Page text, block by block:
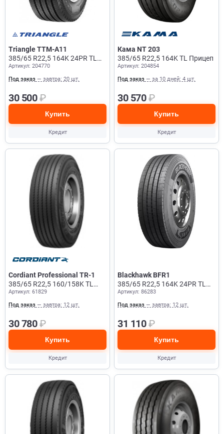
Triangle TTM-A11
385/65 R22,5 164K 24PR TL
Рулевая + Прицеп
Артикул: 204770
Под заказ — завтра: 20 шт.
30 500₽
Купить
Кредит
Кама NT 203
385/65 R22,5 164K TL Прицеп
Артикул: 204854
Под заказ — за 10 дней: 4 шт.
30 570₽
Купить
Кредит
Cordiant Professional TR-1
385/65 R22,5 160/158K TL
Прицеп
Артикул: 61829
Под заказ — завтра: 12 шт.
30 780₽
Купить
Кредит
Blackhawk BFR1
385/65 R22,5 164K 24PR TL
Рулевая + Прицеп
Артикул: 86283
Под заказ — завтра: 12 шт.
31 110₽
Купить
Кредит